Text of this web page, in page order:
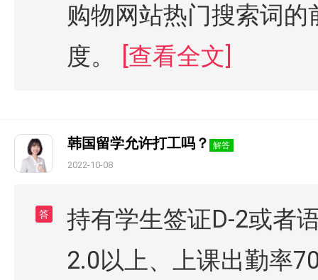
购物网站热门搜索词
度。
[查看全文]
韩国留学允许打工吗？ 解答
2022-10-08
答
持有学生签证D-2或者
2.0以上、上课出勤率